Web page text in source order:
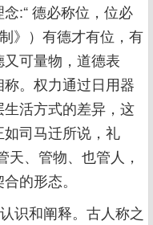
:“ 德必称位，位必
》）有德才有位，有
可量物，道德表
。权力通过日用器
活方式的差异，这
司马迁所说，礼
天、管物、也管人，
的形态。
识和阐释。古人称之